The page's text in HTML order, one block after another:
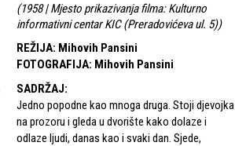
(1958 | Mjesto prikazivanja filma: Kulturno
informativni centar KIC (Preradovićeva ul. 5))
REŽIJA: Mihovih Pansini
FOTOGRAFIJA: Mihovih Pansini
SADRŽAJ:
Jedno popodne kao mnoga druga. Stoji djevojka
na prozoru i gleda u dvorište kako dolaze i
odlaze ljudi, danas kao i svaki dan. Sjede,